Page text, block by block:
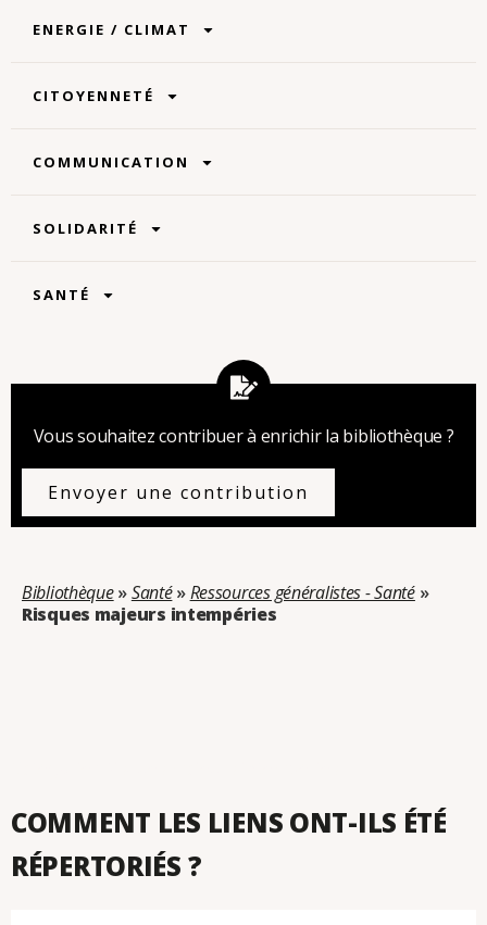
ENERGIE / CLIMAT
CITOYENNETÉ
COMMUNICATION
SOLIDARITÉ
SANTÉ
Vous souhaitez contribuer à enrichir la bibliothèque ?
Envoyer une contribution
Bibliothèque»Santé»Ressources généralistes - Santé»
Risques majeurs intempéries
COMMENT LES LIENS ONT-ILS ÉTÉ
RÉPERTORIÉS ?